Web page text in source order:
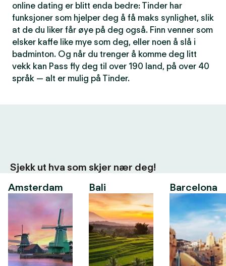
online dating er blitt enda bedre: Tinder har
funksjoner som hjelper deg å få maks synlighet, slik
at de du liker får øye på deg også. Finn venner som
elsker kaffe like mye som deg, eller noen å slå i
badminton. Og når du trenger å komme deg litt
vekk kan Pass fly deg til over 190 land, på over 40
språk — alt er mulig på Tinder.
Sjekk ut hva som skjer nær deg!
Amsterdam
Bali Barcelona